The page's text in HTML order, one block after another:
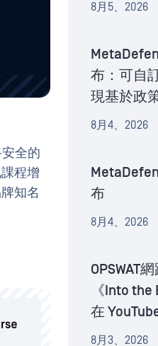
全的
程增
知名
8月5、2026
布：可自
現基於政
8月4、2026
布
8月4、2026
OPSWAT
《Into
在
8月3、2026